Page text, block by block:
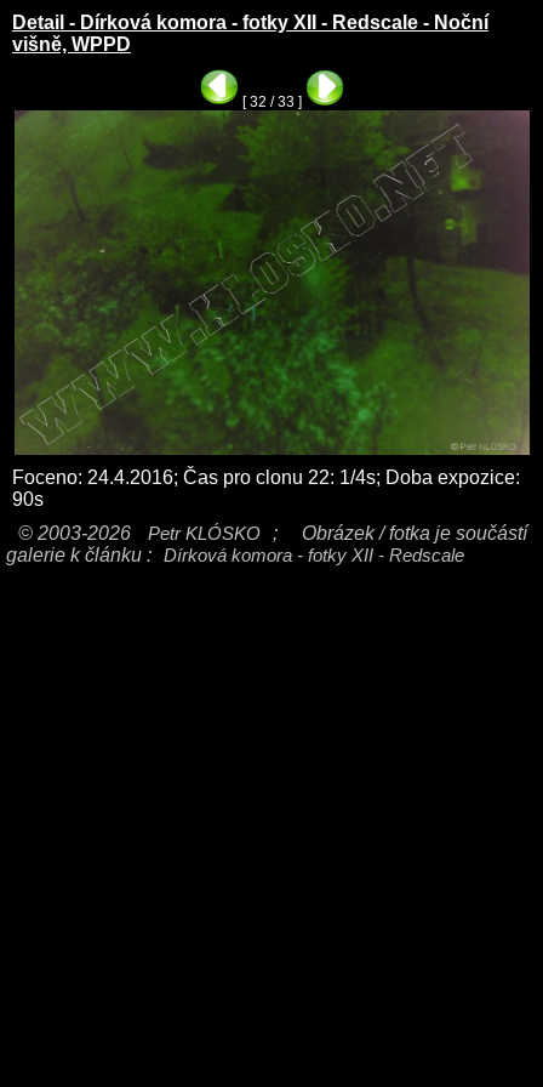
Detail - Dírková komora - fotky XII - Redscale - Noční
višně, WPPD
[ 32 / 33 ]
Foceno: 24.4.2016; Čas pro clonu 22: 1/4s; Doba expozice:
90s
© 2003-2026
Petr KLÓSKO ;
Obrázek / fotka je součástí
galerie k článku : Dírková komora - fotky XII - Redscale